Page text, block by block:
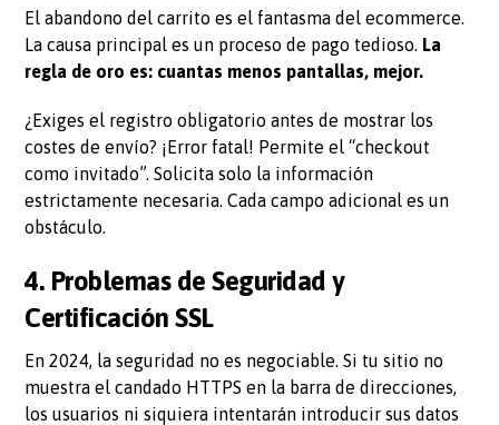
El abandono del carrito es el fantasma del ecommerce.
La causa principal es un proceso de pago tedioso. La
regla de oro es: cuantas menos pantallas, mejor.
¿Exiges el registro obligatorio antes de mostrar los
costes de envío? ¡Error fatal! Permite el “checkout
como invitado”. Solicita solo la información
estrictamente necesaria. Cada campo adicional es un
obstáculo.
4. Problemas de Seguridad y
Certificación SSL
En 2024, la seguridad no es negociable. Si tu sitio no
muestra el candado HTTPS en la barra de direcciones,
los usuarios ni siquiera intentarán introducir sus datos